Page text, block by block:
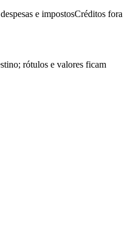
e impostosCréditos fora
rótulos e valores ficam